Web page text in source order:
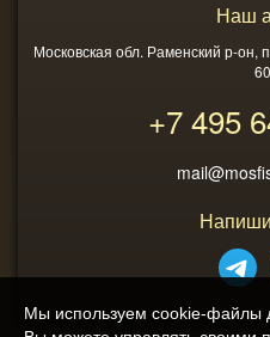
Наш
Московская обл. Раменский р-он,
+7 495
Мы используем cookie-файлы